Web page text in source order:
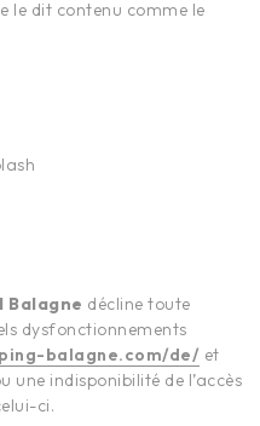
dit contenu comme le
Balagne décline toute
dysfonctionnements
balagne.com/de/ et
une indisponibilité de l’accès
ci.